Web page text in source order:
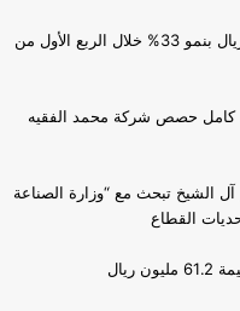
ارتفاع أرباح “أملاك العالمية” إلى 15.8 مليون ريال بنمو 33% خلال الربع الأول من
كامل حصص شركة محمد الفقيه
آل الشيخ تبحث مع “وزارة الصناعة
القطاع